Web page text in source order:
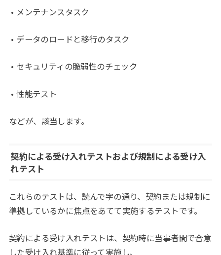
• メンテナンスタスク
• データのロードと移行のタスク
• セキュリティの脆弱性のチェック
• 性能テスト
などが、該当します。
契約による受け入れテストおよび規制による受け入
れテスト
これらのテストは、読んで字の通り、契約または規制に
準拠しているかに焦点をあてて実施するテストです。
契約による受け入れテストは、契約時に当事者間で合意
した受け入れ基準に従って実施し、